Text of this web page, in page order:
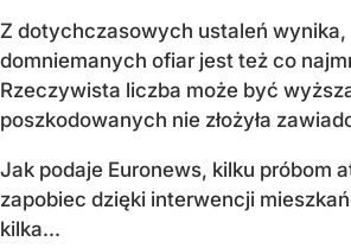
Z dotychczasowych ustaleń wynika,
domniemanych ofiar jest też co
Rzeczywista liczba może być
poszkodowanych nie złożyła
Jak podaje Euronews, kilku próbom
zapobiec dzięki interwencji
kilka...